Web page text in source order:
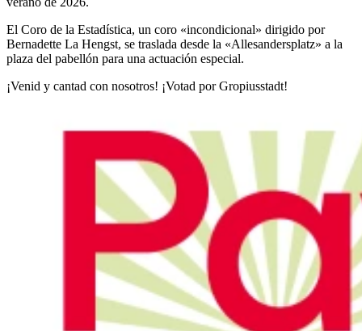
El Coro de la Estadística, un coro «incondicional» dirigido por
Bernadette La Hengst, se traslada desde la «Allesandersplatz» a la
plaza del pabellón para una actuación especial.
¡Venid y cantad con nosotros! ¡Votad por Gropiusstadt!